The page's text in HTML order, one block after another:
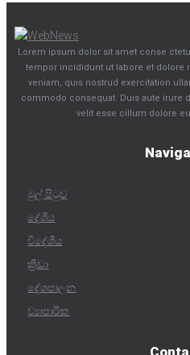
Lorem ipsum dolor sit amet conse
tempor incididunt ut labore et dolore
veniam, quis nostrud exercitation
commodo consequat. Duis aute irure
velit esse cillum dolore
මුල් පිටුව
දේශීය
විදේශීය
ක්‍රීඩා
දේශපාලන
ව්‍යාපාරික